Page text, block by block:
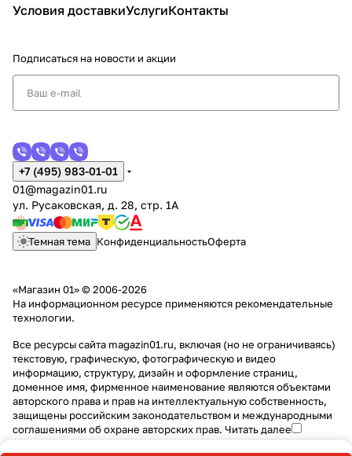
Условия доставкиУслугиКонтакты
Подписаться на новости и акции
+7 (495) 983-01-01
01@magazin01.ru
ул. Русаковская, д. 28, стр. 1А
Темная тема КонфиденциальностьОферта
«Магазин 01» © 2006-2026
На информационном ресурсе применяются рекомендательные
технологии.
Все ресурсы сайта magazin01.ru, включая (но не ограничиваясь)
текстовую, графическую, фотографическую и видео
информацию, структуру, дизайн и оформление страниц,
доменное имя, фирменное наименование являются объектами
авторского права и прав на интеллектуальную собственность,
защищены российским законодательством и международными
соглашениями об охране авторских прав. Читать далее